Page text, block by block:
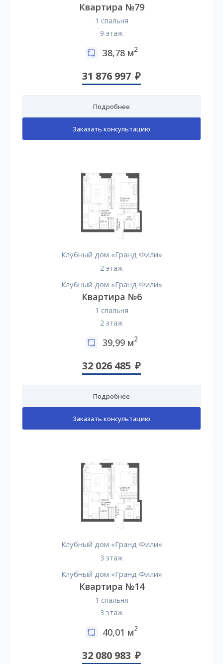
Квартира №79
1 спальня
9 этаж
38,78 м2
31 876 997
Подробнее
Заказать консультацию
Клубный дом «Гранд Фили»
2 этаж
Клубный дом «Гранд Фили»
Квартира №6
1 спальня
2 этаж
39,99 м2
32 026 485
Подробнее
Заказать консультацию
Клубный дом «Гранд Фили»
3 этаж
Клубный дом «Гранд Фили»
Квартира №14
1 спальня
3 этаж
40,01 м2
32 080 983